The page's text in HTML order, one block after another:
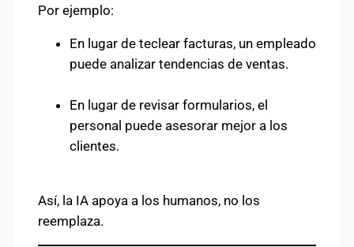
Por ejemplo:
En lugar de teclear facturas, un empleado
puede analizar tendencias de ventas.
En lugar de revisar formularios, el
personal puede asesorar mejor a los
clientes.
Así, la IA apoya a los humanos, no los
reemplaza.